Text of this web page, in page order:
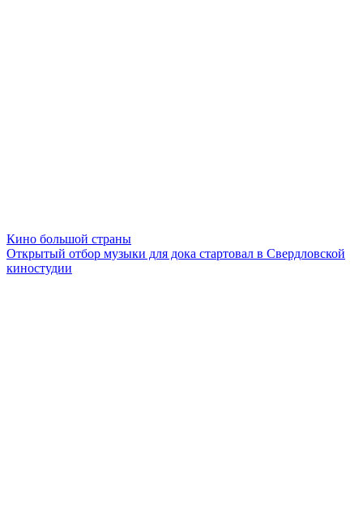
Кино большой страны
Открытый отбор музыки для дока стартовал в Свердловской
киностудии